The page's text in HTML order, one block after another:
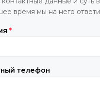
время мы на него
*
телефон